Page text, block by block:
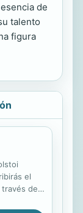
de
talento
figura
el
de